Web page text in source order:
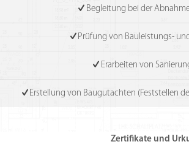
Begleitung bei der
Prüfung von Bauleistungs-
Erarbeiten von
Erstellung von Baugutachten (Feststellen
Zertifikate und